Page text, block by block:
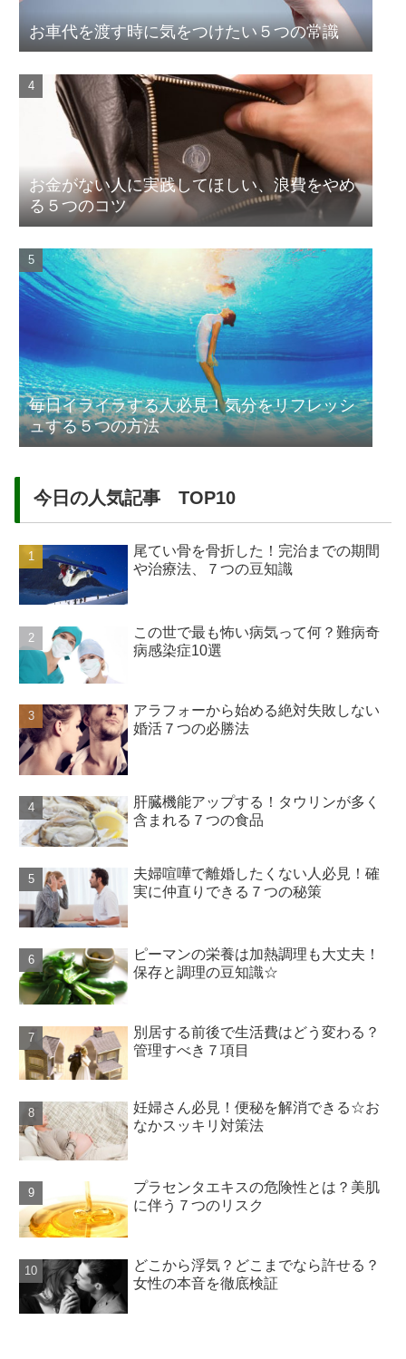
お車代を渡す時に気をつけたい５つの常識
お金がない人に実践してほしい、浪費をやめ
る５つのコツ
毎日イライラする人必見！気分をリフレッシ
ュする５つの方法
今日の人気記事 TOP10
尾てい骨を骨折した！完治までの期間
や治療法、７つの豆知識
この世で最も怖い病気って何？難病奇
病感染症10選
アラフォーから始める絶対失敗しない
婚活７つの必勝法
肝臓機能アップする！タウリンが多く
含まれる７つの食品
夫婦喧嘩で離婚したくない人必見！確
実に仲直りできる７つの秘策
ピーマンの栄養は加熱調理も大丈夫！
保存と調理の豆知識☆
別居する前後で生活費はどう変わる？
管理すべき７項目
妊婦さん必見！便秘を解消できる☆お
なかスッキリ対策法
プラセンタエキスの危険性とは？美肌
に伴う７つのリスク
どこから浮気？どこまでなら許せる？
女性の本音を徹底検証